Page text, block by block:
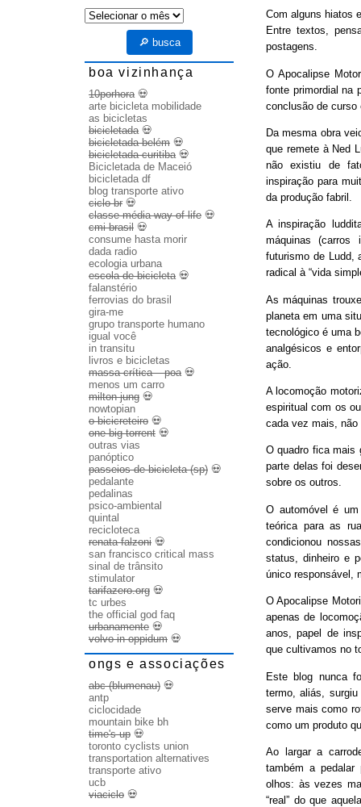
Com alguns hiatos
Entre textos,
postagens.
O Apocalipse
fonte primordial na
conclusão de curso
Da mesma obra
que remete à Ned
não existiu de
inspiração para
da produção fabril.
A inspiração
máquinas (carros
futurismo de Ludd,
radical à “vida
As máquinas
planeta em uma
tecnológico é uma
analgésicos e
ação.
A locomoção
espiritual com os
cada vez mais,
O quadro fica mais
parte delas foi
sobre os outros.
O automóvel é
teórica para as
condicionou
status, dinheiro e
único responsável,
O Apocalipse
apenas de
anos, papel de
que cultivamos no
Este blog nunca
termo, aliás,
serve mais como
como um produto
Ao largar a
também a pedalar
olhos: às vezes
“real” do que
arquivo
🔎 busca
boa vizinhança
10porhora💀
arte bicicleta mobilidade
as bicicletas
bicicletada💀
bicicletada belém 💀
bicicletada curitiba💀
Bicicletada de Maceió
bicicletada df
blog transporte ativo
ciclo br 💀
classe média way of life 💀
cmi brasil 💀
consume hasta morir
dada radio
ecologia urbana
escola de bicicleta💀
falanstério
ferrovias do brasil
gira-me
grupo transporte humano
igual você
in transitu
livros e bicicletas
massa crítica – poa💀
menos um carro
milton jung 💀
nowtopian
o bicicreteiro 💀
one big torrent 💀
outras vias
panóptico
passeios de bicicleta (sp) 💀
pedalante
pedalinas
psico-ambiental
quintal
recicloteca
renata falzoni 💀
san francisco critical mass
sinal de trânsito
stimulator
tarifazero.org 💀
tc urbes
the official god faq
urbanamente 💀
volvo in oppidum 💀
ongs e associações
abc (blumenau) 💀
antp
ciclocidade
mountain bike bh
time's up 💀
toronto cyclists union
transportation alternatives
transporte ativo
ucb
viaciclo 💀